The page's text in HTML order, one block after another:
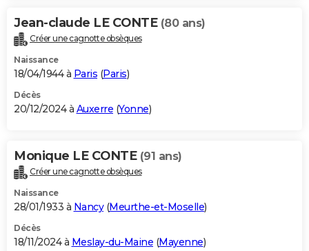
Jean-claude LE CONTE (80 ans)
Créer une cagnotte obsèques
Naissance
18/04/1944 à Paris (Paris)
Décès
20/12/2024 à Auxerre (Yonne)
Monique LE CONTE (91 ans)
Créer une cagnotte obsèques
Naissance
28/01/1933 à Nancy(Meurthe-et-Moselle)
Décès
18/11/2024 à Meslay-du-Maine (Mayenne)